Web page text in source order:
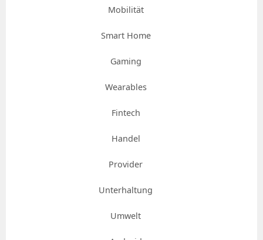
Mobilität
Smart Home
Gaming
Wearables
Fintech
Handel
Provider
Unterhaltung
Umwelt